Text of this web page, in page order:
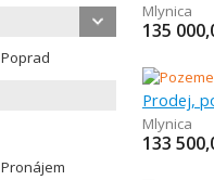
Poprad
Pronájem
Mlynica
135
Mlynica
133